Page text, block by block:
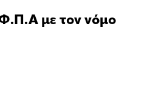
με τον νόμο